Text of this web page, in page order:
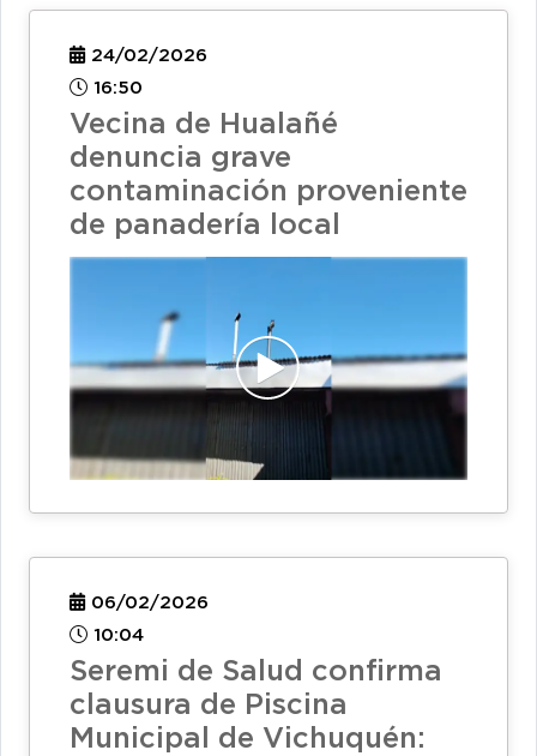
24/02/2026
16:50
Vecina de Hualañé
denuncia grave
contaminación proveniente
de panadería local
06/02/2026
10:04
Seremi de Salud confirma
clausura de Piscina
Municipal de Vichuquén: